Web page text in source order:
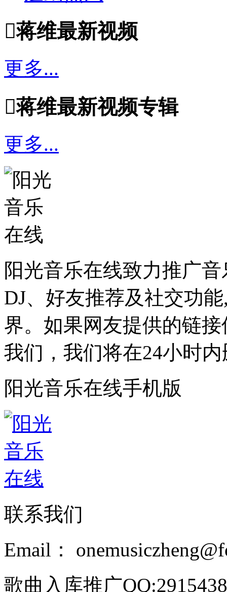
蒋维最新视频
更多...
蒋维最新视频专辑
更多...
阳光音乐在线致力推广
DJ、好友推荐及社交功
界。如果网友提供的链
我们，我们将在24小时
阳光音乐在线手机版
联系我们
Email：
歌曲入库推广